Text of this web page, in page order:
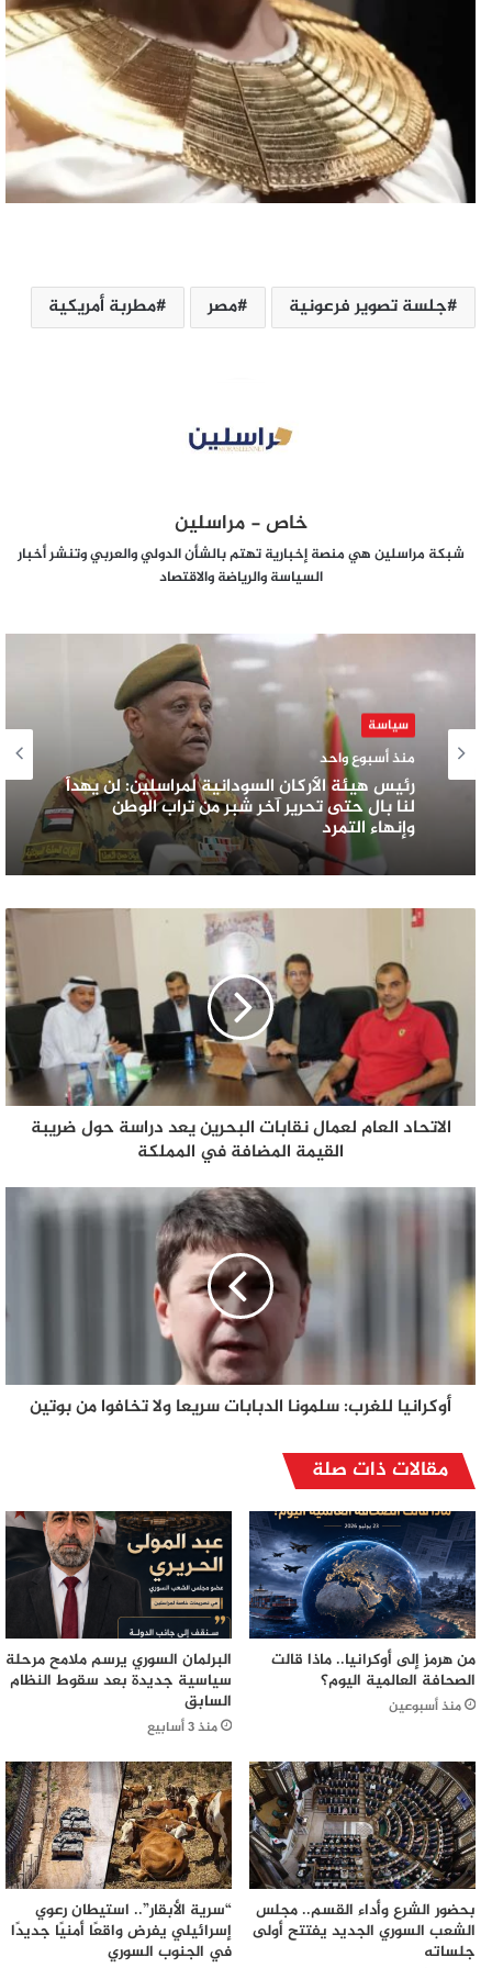
جلسة تصوير فرعونية مصر مطربة أمريكية
خاص - مراسلين
شبكة مراسلين هي منصة إخبارية تهتم بالشأن الدولي والعربي وتنشر أخبار
السياسة والرياضة والاقتصاد
سياسة
منذ أسبوع واحد
رئيس هيئة الأركان السودانية لمراسلين: لن يهدأ
لنا بال حتى تحرير آخر شبر من تراب الوطن
وإنهاء التمرد
الاتحاد العام لعمال نقابات البحرين يعد دراسة حول ضريبة
القيمة المضافة في المملكة
أوكرانيا للغرب: سلمونا الدبابات سريعا ولا تخافوا من بوتين
مقالات ذات صلة
من هرمز إلى أوكرانيا.. ماذا قالت
الصحافة العالمية اليوم؟
منذ أسبوعين
البرلمان السوري يرسم ملامح مرحلة
سياسية جديدة بعد سقوط النظام
السابق
منذ 3 أسابيع
بحضور الشرع وأداء القسم.. مجلس
الشعب السوري الجديد يفتتح أولى
جلساته
“سرية الأبقار”.. استيطان رعوي
إسرائيلي يفرض واقعًا أمنيًا جديدًا
في الجنوب السوري